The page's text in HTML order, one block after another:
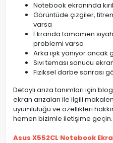
Notebook ekranında
Görüntüde çizgiler,
varsa
Ekranda tamamen
problemi varsa
Arka ışık yanıyor
Sıvı teması sonucu
Fiziksel darbe sonrası
Detaylı arıza tanımları için
ekran arızaları ile ilgili
uyumluluğu ve özellikleri
hemen bizimle iletişime geçin.
Asus X552CL Notebook